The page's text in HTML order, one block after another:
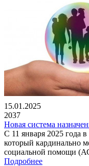
15.01.2025
2037
Новая система
С 11 января 2025 года
который кардинально
социальной помощи
Подробнее